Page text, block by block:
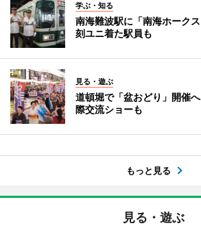
学ぶ・知る
南海難波駅に「南海ホーク
刻ユニ着た駅員も
見る・遊ぶ
道頓堀で「盆おどり」開催
際交流ショーも
もっと見る
見る・遊ぶ